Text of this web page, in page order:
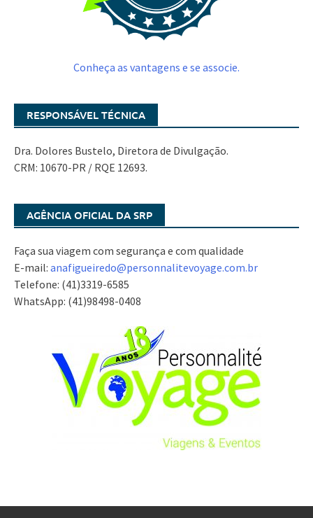
Conheça as vantagens e se associe.
RESPONSÁVEL TÉCNICA
Dra. Dolores Bustelo, Diretora de Divulgação.
CRM: 10670-PR / RQE 12693.
AGÊNCIA OFICIAL DA SRP
Faça sua viagem com segurança e com qualidade
E-mail: anafigueiredo@personnalitevoyage.com.br
Telefone: (41)3319-6585
WhatsApp: (41)98498-0408